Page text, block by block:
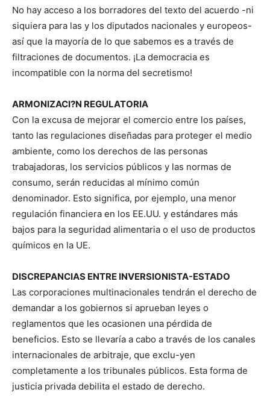
No hay acceso a los borradores del texto del acuerdo -ni
siquiera para las y los diputados nacionales y europeos-
así que la mayoría de lo que sabemos es a través de
filtraciones de documentos. ¡La democracia es
incompatible con la norma del secretismo!
ARMONIZACI?N REGULATORIA
Con la excusa de mejorar el comercio entre los países,
tanto las regulaciones diseñadas para proteger el medio
ambiente, como los derechos de las personas
trabajadoras, los servicios públicos y las normas de
consumo, serán reducidas al mínimo común
denominador. Esto significa, por ejemplo, una menor
regulación financiera en los EE.UU. y estándares más
bajos para la seguridad alimentaria o el uso de productos
químicos en la UE.
DISCREPANCIAS ENTRE INVERSIONISTA-ESTADO
Las corporaciones multinacionales tendrán el derecho de
demandar a los gobiernos si aprueban leyes o
reglamentos que les ocasionen una pérdida de
beneficios. Esto se llevaría a cabo a través de los canales
internacionales de arbitraje, que exclu-yen
completamente a los tribunales públicos. Esta forma de
justicia privada debilita el estado de derecho.